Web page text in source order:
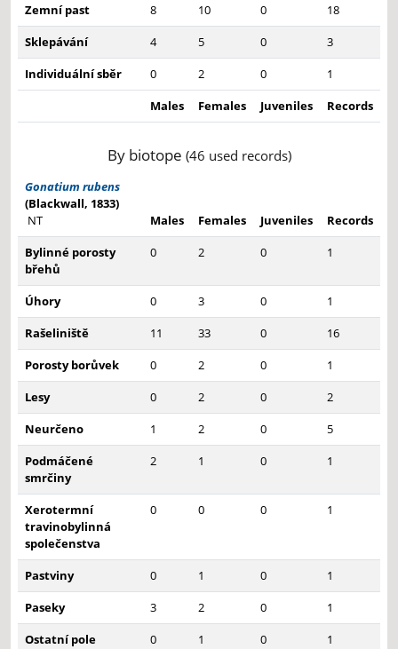
Zemní past
8 10 0
18
Sklepávání
4 5 0
3
Individuální sběr
0 2 0
1
Males
Females Juveniles Records
By biotope (46 used records)
Gonatium rubens
(Blackwall, 1833)
NT
Males Females Juveniles
Records
Bylinné porosty
břehů
0 2 0 1
Úhory 0 3 0
1
Rašeliniště
11 33 0
16
Porosty borůvek
0 2 0
1
Lesy
0 2 0
2
Neurčeno
1 2 0
5
Podmáčené
smrčiny
2 1 0 1
Xerotermní
travinobylinná
společenstva
0 0 0 1
Pastviny 0 1 0
1
Paseky
3 2 0
1
Ostatní pole
0 1 0
1